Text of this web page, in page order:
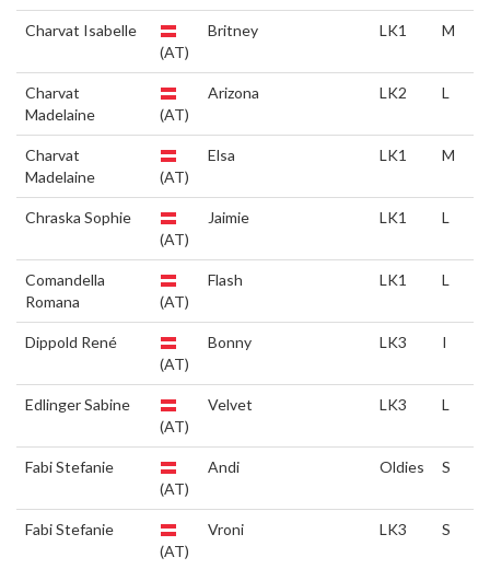
Charvat Isabelle
(AT)
Britney LK1 M
Charvat
Madelaine
(AT)
Arizona LK2 L
Charvat
Madelaine
(AT)
Elsa LK1 M
Chraska Sophie
(AT)
Jaimie LK1 L
Comandella
Romana
(AT)
Flash LK1 L
Dippold René
(AT)
Bonny LK3 I
Edlinger Sabine
(AT)
Velvet LK3 L
Fabi Stefanie
(AT)
Andi Oldies S
Fabi Stefanie
(AT)
Vroni LK3 S